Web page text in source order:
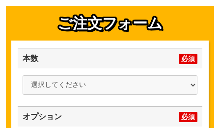
ご注文フォーム
本数 必須
オプション 必須